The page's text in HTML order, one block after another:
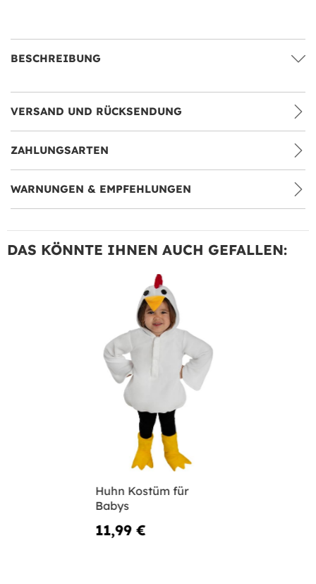
BESCHREIBUNG
VERSAND UND RÜCKSENDUNG
ZAHLUNGSARTEN
WARNUNGEN & EMPFEHLUNGEN
DAS KÖNNTE IHNEN AUCH GEFALLEN:
Huhn Kostüm für
Babys
11,99 €